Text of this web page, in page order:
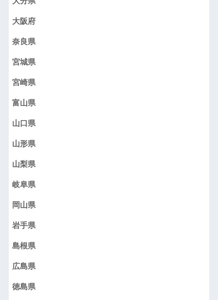
大阪府
奈良県
宮城県
宮崎県
富山県
山口県
山形県
山梨県
岐阜県
岡山県
岩手県
島根県
広島県
徳島県